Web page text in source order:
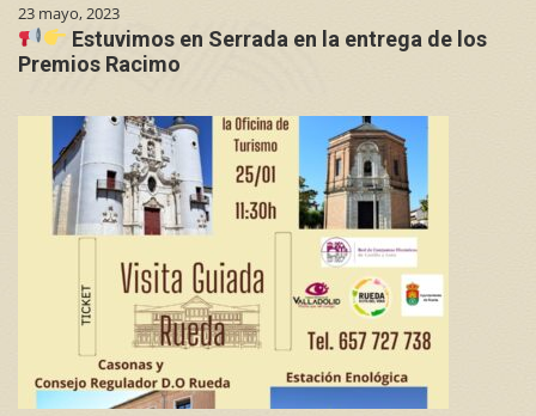
23 mayo, 2023
Estuvimos en Serrada en la entrega de los
Premios Racimo